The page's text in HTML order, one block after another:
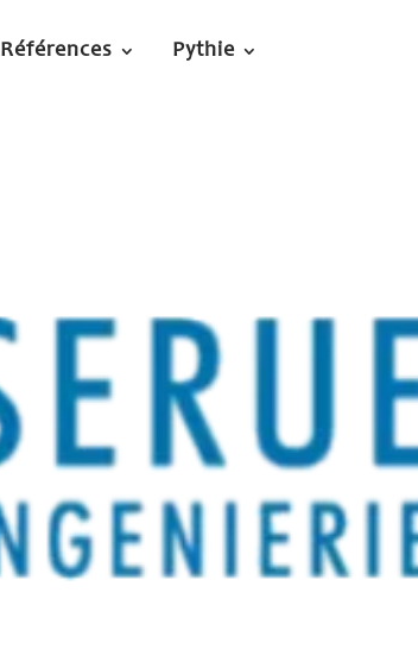
Références Pythie